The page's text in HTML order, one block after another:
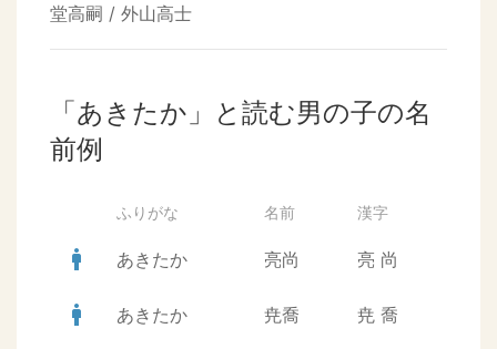
堂高嗣 / 外山高士
「あきたか」と読む男の子の名
前例
ふりがな 名前 漢字
man あきたか 亮尚 亮 尚
man あきたか 尭喬 尭 喬